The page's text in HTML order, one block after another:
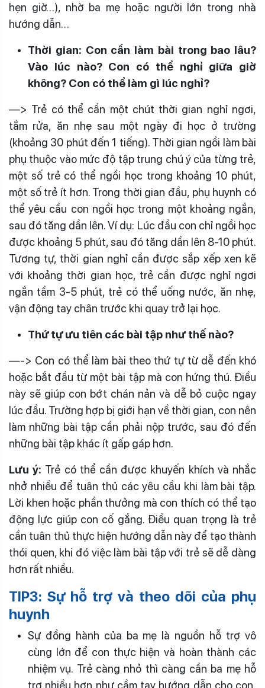
hẹn giờ…), nhờ ba mẹ hoặc người lớn trong nhà
hướng dẫn…
Thời gian: Con cần làm bài trong bao lâu?
Vào lúc nào? Con có thể nghỉ giữa giờ
không? Con có thể làm gì lúc nghỉ?
—> Trẻ có thể cần một chút thời gian nghỉ ngơi,
tắm rửa, ăn nhẹ sau một ngày đi học ở trường
(khoảng 30 phút đến 1 tiếng). Thời gian ngồi làm bài
phụ thuộc vào mức độ tập trung chú ý của từng trẻ,
một số trẻ có thể ngồi học trong khoảng 10 phút,
một số trẻ ít hơn. Trong thời gian đầu, phụ huynh có
thể yêu cầu con ngồi học trong một khoảng ngắn,
sau đó tăng dần lên. Ví dụ: Lúc đầu con chỉ ngồi học
được khoảng 5 phút, sau đó tăng dần lên 8-10 phút.
Tương tự, thời gian nghỉ cần được sắp xếp xen kẽ
với khoảng thời gian học, trẻ cần được nghỉ ngơi
ngắn tầm 3-5 phút, trẻ có thể uống nước, ăn nhẹ,
vận động tay chân trước khi quay trở lại học.
Thứ tự ưu tiên các bài tập như thế nào?
—-> Con có thể làm bài theo thứ tự từ dễ đến khó
hoặc bắt đầu từ một bài tập mà con hứng thú. Điều
này sẽ giúp con bớt chán nản và dễ bỏ cuộc ngay
lúc đầu. Trường hợp bị giới hạn về thời gian, con nên
làm những bài tập cần phải nộp trước, sau đó đến
những bài tập khác ít gấp gáp hơn.
Lưu ý: Trẻ có thể cần được khuyến khích và nhắc
nhở nhiều để tuân thủ các yêu cầu khi làm bài tập.
Lời khen hoặc phần thưởng mà con thích có thể tạo
động lực giúp con cố gắng. Điều quan trọng là trẻ
cần tuân thủ thực hiện hướng dẫn này để tạo thành
thói quen, khi đó việc làm bài tập với trẻ sẽ dễ dàng
hơn rất nhiều.
TIP3: Sự hỗ trợ và theo dõi của phụ
huynh
Sự đồng hành của ba mẹ là nguồn hỗ trợ vô
cùng lớn để con thực hiện và hoàn thành các
nhiệm vụ. Trẻ càng nhỏ thì càng cần ba mẹ hỗ